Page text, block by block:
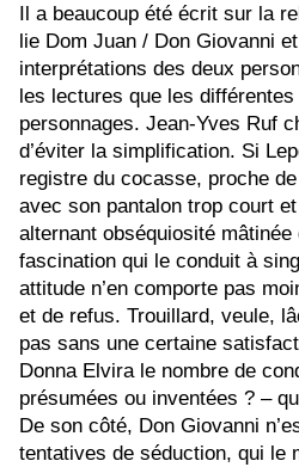
Il a beaucoup été écrit sur la
lie Dom Juan / Don Giovanni
interprétations des deux
les lectures que les
personnages. Jean-Yves Ruf
d’éviter la simplification. Si
registre du cocasse, proche
avec son pantalon trop court
alternant obséquiosité mâtinée
fascination qui le conduit à
attitude n’en comporte pas
et de refus. Trouillard, veule,
pas sans une certaine
Donna Elvira le nombre de
présumées ou inventées ? –
De son côté, Don Giovanni
tentatives de séduction, qui le